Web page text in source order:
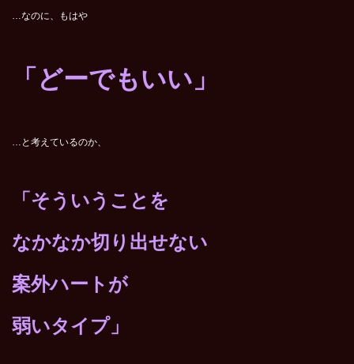
…なのに、もはや
「どーでもいい」
…と考えているのか、
「そういうことを
なかなか切り出せない
案外ハートが
弱いタイプ」